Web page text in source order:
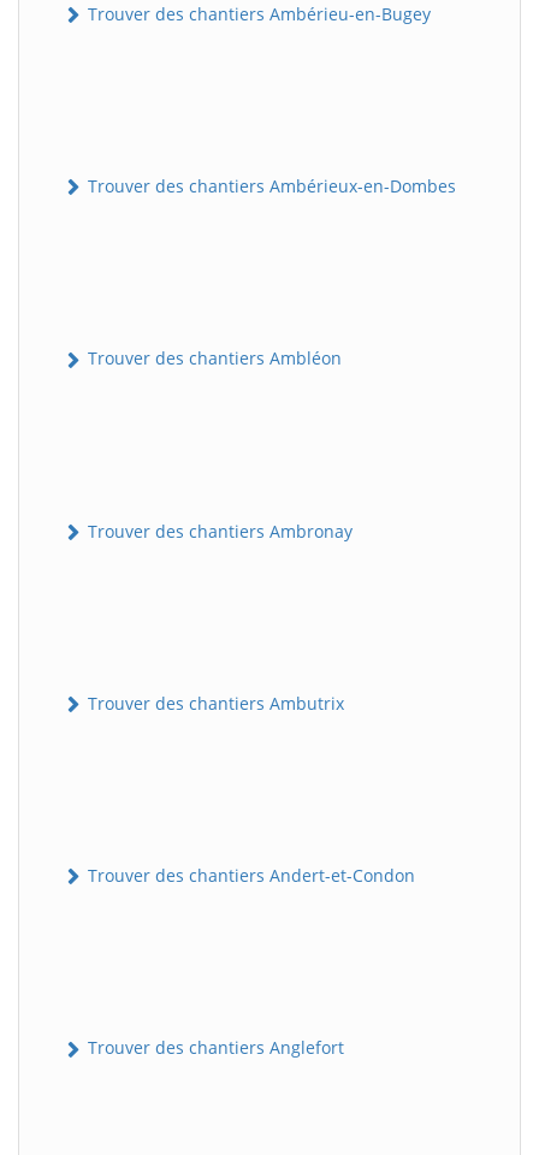
Trouver des chantiers Ambérieu-en-Bugey
Trouver des chantiers Ambérieux-en-Dombes
Trouver des chantiers Ambléon
Trouver des chantiers Ambronay
Trouver des chantiers Ambutrix
Trouver des chantiers Andert-et-Condon
Trouver des chantiers Anglefort